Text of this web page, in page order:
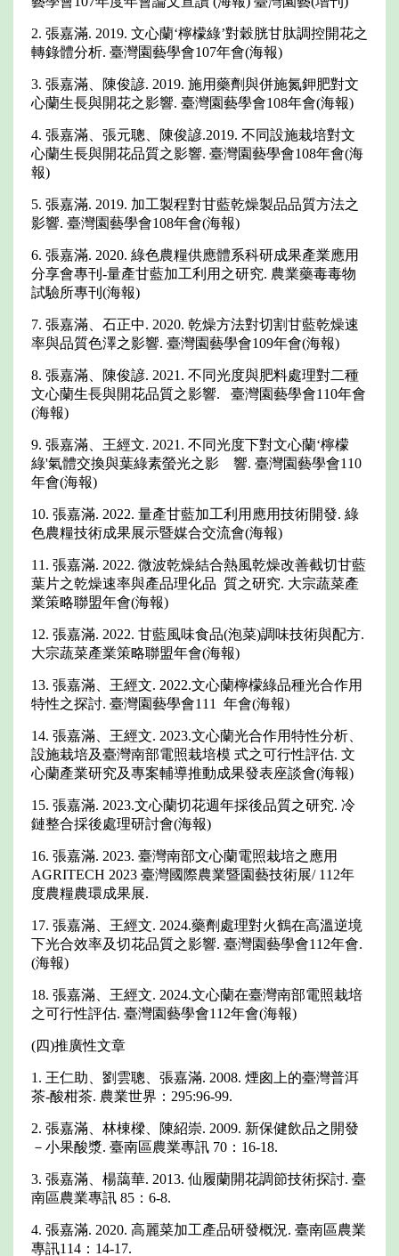
2. 張嘉滿. 2019. 文心蘭‘檸檬綠’對穀胱甘肽調控開花之
轉錄體分析. 臺灣園藝學會107年會(海報)
3. 張嘉滿、陳俊諺. 2019. 施用藥劑與併施氮鉀肥對文
心蘭生長與開花之影響. 臺灣園藝學會108年會(海報)
4. 張嘉滿、張元聰、陳俊諺.2019. 不同設施栽培對文
心蘭生長與開花品質之影響. 臺灣園藝學會108年會(海
報)
5. 張嘉滿. 2019. 加工製程對甘藍乾燥製品品質方法之
影響. 臺灣園藝學會108年會(海報)
6. 張嘉滿. 2020. 綠色農糧供應體系科研成果產業應用
分享會專刊-量產甘藍加工利用之研究. 農業藥毒毒物
試驗所專刊(海報)
7. 張嘉滿、石正中. 2020. 乾燥方法對切割甘藍乾燥速
率與品質色澤之影響. 臺灣園藝學會109年會(海報)
8. 張嘉滿、陳俊諺. 2021. 不同光度與肥料處理對二種
文心蘭生長與開花品質之影響. 臺灣園藝學會110年會
(海報)
9. 張嘉滿、王經文. 2021. 不同光度下對文心蘭‘檸檬
綠'氣體交換與葉綠素螢光之影 響. 臺灣園藝學會110
年會(海報)
10. 張嘉滿. 2022. 量產甘藍加工利用應用技術開發. 綠
色農糧技術成果展示暨媒合交流會(海報)
11. 張嘉滿. 2022. 微波乾燥結合熱風乾燥改善截切甘藍
葉片之乾燥速率與產品理化品 質之研究. 大宗蔬菜產
業策略聯盟年會(海報)
12. 張嘉滿. 2022. 甘藍風味食品(泡菜)調味技術與配方.
大宗蔬菜產業策略聯盟年會(海報)
13. 張嘉滿、王經文. 2022.文心蘭檸檬綠品種光合作用
特性之探討. 臺灣園藝學會111 年會(海報)
14. 張嘉滿、王經文. 2023.文心蘭光合作用特性分析、
設施栽培及臺灣南部電照栽培模 式之可行性評估. 文
心蘭產業研究及專案輔導推動成果發表座談會(海報)
15. 張嘉滿. 2023.文心蘭切花週年採後品質之研究. 冷
鏈整合採後處理研討會(海報)
16. 張嘉滿. 2023. 臺灣南部文心蘭電照栽培之應用
AGRITECH 2023 臺灣國際農業暨園藝技術展/ 112年
度農糧農環成果展.
17. 張嘉滿、王經文. 2024.藥劑處理對火鶴在高溫逆境
下光合效率及切花品質之影響. 臺灣園藝學會112年會.
(海報)
18. 張嘉滿、王經文. 2024.文心蘭在臺灣南部電照栽培
之可行性評估. 臺灣園藝學會112年會(海報)
(四)推廣性文章
1. 王仁助、劉雲聰、張嘉滿. 2008. 煙囪上的臺灣普洱
茶-酸柑茶. 農業世界：295:96-99.
2. 張嘉滿、林棟樑、陳紹崇. 2009. 新保健飲品之開發
－小果酸漿. 臺南區農業專訊 70：16-18.
3. 張嘉滿、楊藹華. 2013. 仙履蘭開花調節技術探討. 臺
南區農業專訊 85：6-8.
4. 張嘉滿. 2020. 高麗菜加工產品研發概況. 臺南區農業
專訊114：14-17.